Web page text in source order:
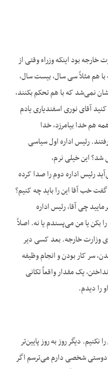
بود اینکه وزراء وقتی از
هم مثلاً سی سال، بیست سال،
نمی‌شد که با هم تحکم بکنند،
آقای نوری اسفندیاری یادم
هم خدا بیامرزد، خدا
رئیس اداره اول سیاسی
این خیلی نرم،
رئیس اداره دوم را صدا کرده
خب آقا این را باید چه کنیم؟
چی آقا، رئیس اداره
یا من می‌پسندم یا نه. اصلاً
وزارت خارجه. بعد کسی دیر
سر کار بودن و انجام وظیفه
یک مقدار واقعاً تکانی
را دیدم.
دیگر روز به روز پایین‌تر
شخصی دارم می‌ترسم اگر